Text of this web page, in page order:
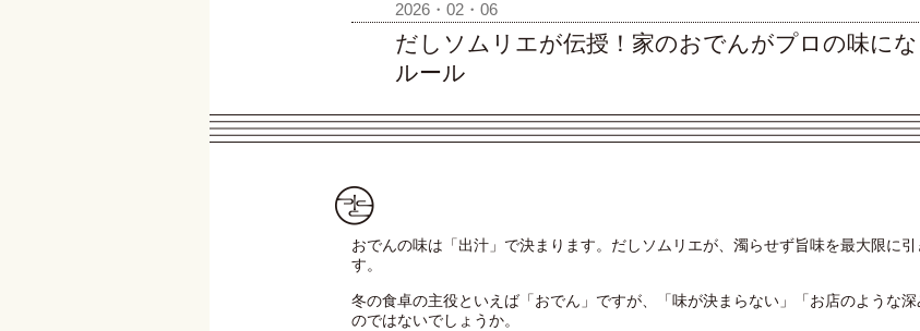
2026・02・06
だしソムリエが伝授！家のおでんがプロの味に
ルール
おでんの味は「出汁」で決まります。だしソムリエが、濁らせず旨味を最大限に
す。
冬の食卓の主役といえば「おでん」ですが、「味が決まらない」「お店のような
のではないでしょうか。